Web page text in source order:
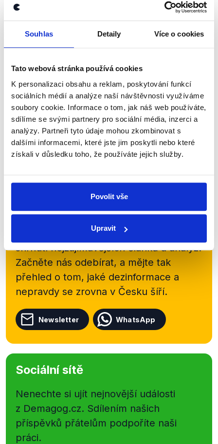
Souhlas Detaily Více o cookies
Tato webová stránka používá cookies
K personalizaci obsahu a reklam, poskytování funkcí
sociálních médií a analýze naší návštěvnosti využíváme
soubory cookie. Informace o tom, jak náš web používáte,
sdílíme se svými partnery pro sociální média, inzerci a
analýzy. Partneři tyto údaje mohou zkombinovat s
dalšími informacemi, které jste jim poskytli nebo které
získali v důsledku toho, že používáte jejich služby.
Povolit vše
Upravit
OVĚŘENO
Miroslava Němcová a Radek
Vondráček
16. prosince 2020
Miroslava Němcová (senátorka za ODS) a Radek
Vondráček (předseda Poslanecké sněmovny, ANO)
se setkali v nedělních Otázkách Václava Moravce.
Diskutovali o přijímání zákonů v nouzovém stavu,...
Číst dál
Zůstaňme v kontaktu
newsletteru nebowhatsappového
kanálu, kde pravidelně přinášíme
shrnutí nejzajímavějších článků a analýz.
Začněte nás odebírat, a mějte tak
přehled o tom, jaké dezinformace a
nepravdy se zrovna v Česku šíří.
Newsletter WhatsApp
Sociální sítě
Nenechte si ujít nejnovější události
z Demagog.cz. Sdílením našich
příspěvků přátelům podpoříte naši
práci.